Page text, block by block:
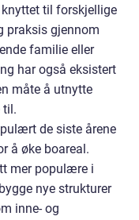
til forskjellige
praksis gjennom
familie eller
har også eksistert
måte å utnytte
til.
de siste årene
å øke boareal.
mer populære i
nye strukturer
inne- og